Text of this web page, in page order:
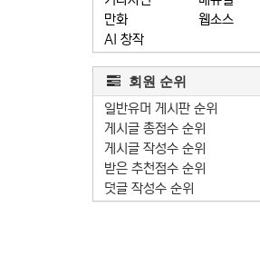
만화
AI 창작
웹소스
회원 순위
일반유머 게시판 순위
게시글 총점수 순위
게시글 작성수 순위
받은 추천점수 순위
덧글 작성수 순위